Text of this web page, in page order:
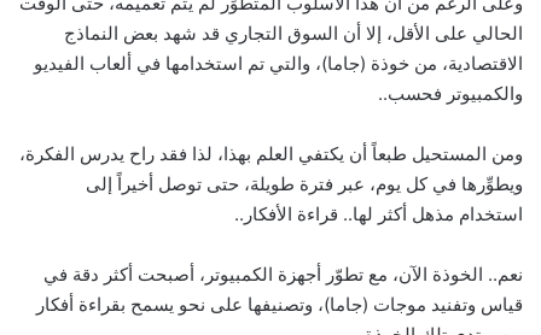
الحالي على الأقل، إلا أن السوق التجاري قد شهد بعض النماذج
الاقتصادية، من خوذة (جاما)، والتي تم استخدامها في ألعاب الفيديو
والكمبيوتر فحسب..
ومن المستحيل طبعاً أن يكتفي العلم بهذا، لذا فقد راح يدرس الفكرة،
ويطوِّرها في كل يوم، عبر فترة طويلة، حتى توصل أخيراً إلى
استخدام مذهل أكثر لها.. قراءة الأفكار..
نعم.. الخوذة الآن، مع تطوّر أجهزة الكمبيوتر، أصبحت أكثر دقة في
قياس وتفنيد موجات (جاما)، وتصنيفها على نحو يسمح بقراءة أفكار